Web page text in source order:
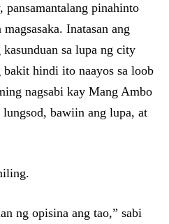
pinahinto
Inatasan ang
sa lupa ng city
hindi ito naayos sa loob
nagsabi kay Mang Ambo
lungsod, bawiin ang lupa, at
ng opisina ang tao,” sabi